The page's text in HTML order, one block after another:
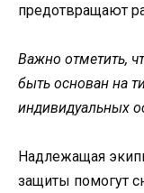
предотвращают
Важно отметить,
быть основан на
индивидуальных
Надлежащая
защиты помогут